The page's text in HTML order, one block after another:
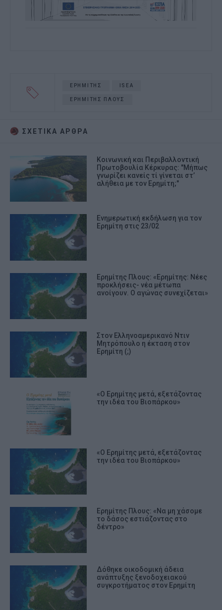
ΕΡΗΜΙΤΗΣ ISEA
ΕΡΗΜΙΤΗΣ ΠΛΟΥΣ
ΣΧΕΤΙΚA AΡΘΡΑ
Κοινωνική και Περιβαλλοντική
Πρωτοβουλία Κέρκυρας: "Μήπως
γνωρίζει κανείς τί γίνεται στ’
αλήθεια με τον Ερημίτη;"
Ενημερωτική εκδήλωση για τον
Ερημίτη στις 23/02
Ερημίτης Πλους: «Ερημίτης: Νέες
προκλήσεις- νέα μέτωπα
ανοίγουν. Ο αγώνας συνεχίζεται»
Στον Ελληνοαμερικανό Ντιν
Μητρόπουλο η έκταση στον
Ερημίτη (;)
«Ο Ερημίτης μετά, εξετάζοντας
την ιδέα του Βιοπάρκου»
«Ο Ερημίτης μετά, εξετάζοντας
την ιδέα του Βιοπάρκου»
Ερημίτης Πλους: «Να μη χάσομε
το δάσος εστιάζοντας στο
δέντρο»
Δόθηκε οικοδομική άδεια
ανάπτυξης ξενοδοχειακού
συγκροτήματος στον Ερημίτη